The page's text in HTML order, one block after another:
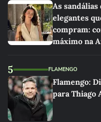
As
elegantes
compram:
máximo na
5 FLAMENGO
Flamengo:
para Thiago